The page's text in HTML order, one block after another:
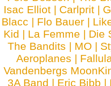
Isac Elliot | Carlprit |
Blacc | Flo Bauer |
Kid | La Femme | Die
The Bandits | MO |
Aeroplanes |
Vandenbergs
3A Band | Eric Bibb |